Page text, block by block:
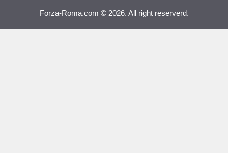
Forza-Roma.com © 2026. All right reserverd.